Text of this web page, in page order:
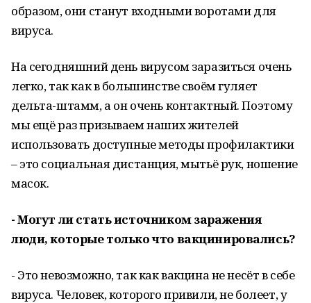
образом, они станут входными воротами для
вируса.
На сегодняшний день вирусом заразиться очень
легко, так как в большинстве своём гуляет
дельта-штамм, а он очень контактный. Поэтому
мы ещё раз призываем наших жителей
использовать доступные методы профилактики
– это социальная дистанция, мытьё рук, ношение
масок.
- Могут ли стать источником заражения
люди, которые только что вакцинировались?
- Это невозможно, так как вакцина не несёт в себе
вируса. Человек, которого привили, не болеет, у